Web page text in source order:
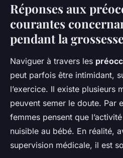
Réponses aux
courantes
pendant la
Naviguer à travers les
peut parfois être intimidant,
l’exercice. Il existe plusieurs
peuvent semer le doute. Par
femmes pensent que
nuisible au bébé. En réalité,
supervision médicale, il est